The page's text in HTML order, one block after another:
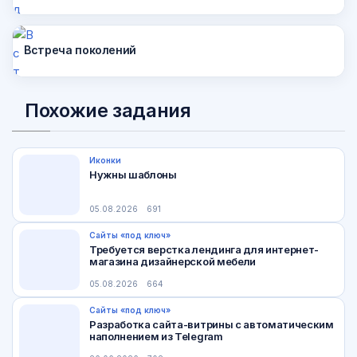
Встреча поколений
Похожие задания
Иконки
Нужны шаблоны
05.08.2026 691
Сайты «под ключ»
Требуется верстка лендинга для интернет-
магазина дизайнерской мебели
05.08.2026 664
Сайты «под ключ»
Разработка сайта-витрины с автоматическим
наполнением из Telegram